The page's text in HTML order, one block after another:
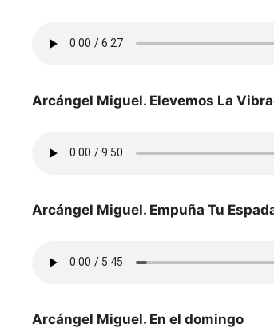
Arcángel Miguel. Elevemos La
Arcángel Miguel. Empuña Tu
Arcángel Miguel. En el domingo